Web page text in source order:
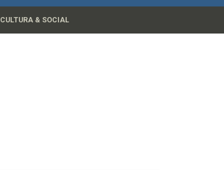
CULTURA & SOCIAL